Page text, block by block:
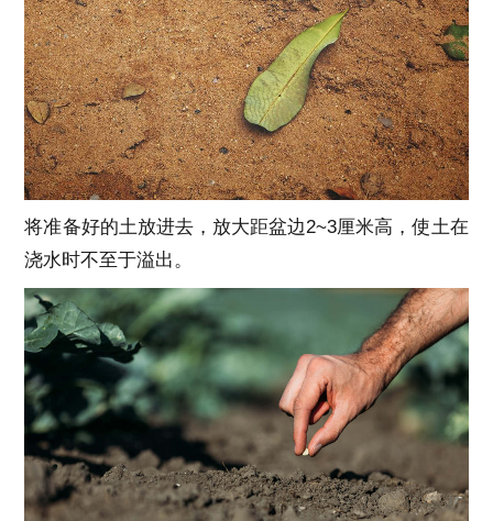
将准备好的土放进去，放大距盆边2~3厘米高，使土在
浇水时不至于溢出。